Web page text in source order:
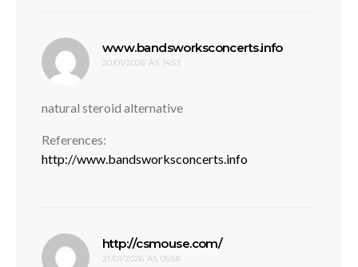
www.bandsworksconcerts.infodisse:
20/01/2026 ÀS 14:53
natural steroid alternative
References:
http://www.bandsworksconcerts.info
http://csmouse.com/disse:
21/01/2026 ÀS 05:56